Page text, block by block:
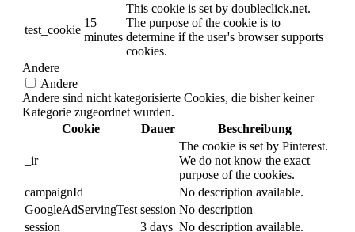
test_cookie
15
minutes
This cookie is set by doubleclick.net.
The purpose of the cookie is to
determine if the user's browser supports
cookies.
Andere
Andere
Andere sind nicht kategorisierte Cookies, die bisher keiner
Kategorie zugeordnet wurden.
Cookie
Dauer Beschreibung
_ir
The cookie is set by Pinterest.
We do not know the exact
purpose of the cookies.
campaignId
No description available.
GoogleAdServingTest session No description
session
3 days No description available.